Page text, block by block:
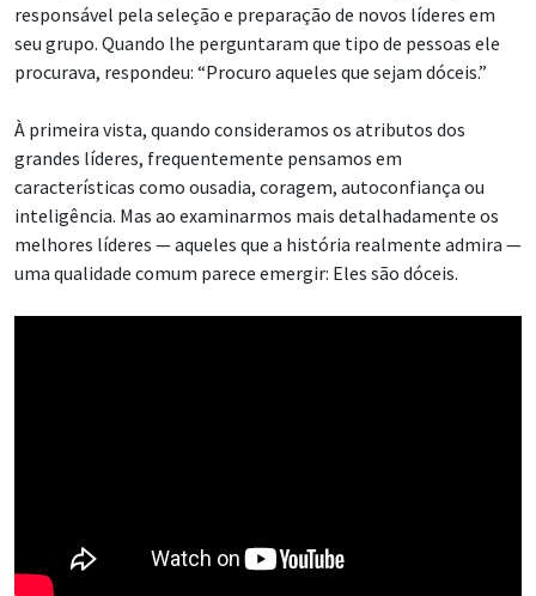
responsável pela seleção e preparação de novos líderes em
seu grupo. Quando lhe perguntaram que tipo de pessoas ele
procurava, respondeu: “Procuro aqueles que sejam dóceis.”
À primeira vista, quando consideramos os atributos dos
grandes líderes, frequentemente pensamos em
características como ousadia, coragem, autoconfiança ou
inteligência. Mas ao examinarmos mais detalhadamente os
melhores líderes — aqueles que a história realmente admira —
uma qualidade comum parece emergir: Eles são dóceis.